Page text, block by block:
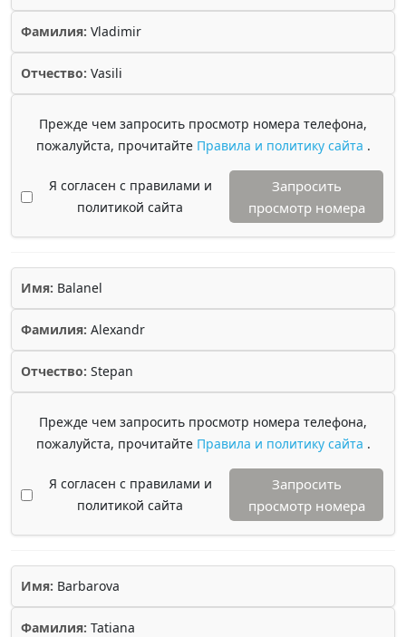
Фамилия: Vladimir
Отчество: Vasili
Прежде чем запросить просмотр номера телефона,
пожалуйста, прочитайте Правила и политику сайта .
Я согласен с правилами и
политикой сайта
Запросить
просмотр номера
Имя: Balanel
Фамилия: Alexandr
Отчество: Stepan
Прежде чем запросить просмотр номера телефона,
пожалуйста, прочитайте Правила и политику сайта .
Я согласен с правилами и
политикой сайта
Запросить
просмотр номера
Имя: Barbarova
Фамилия: Tatiana